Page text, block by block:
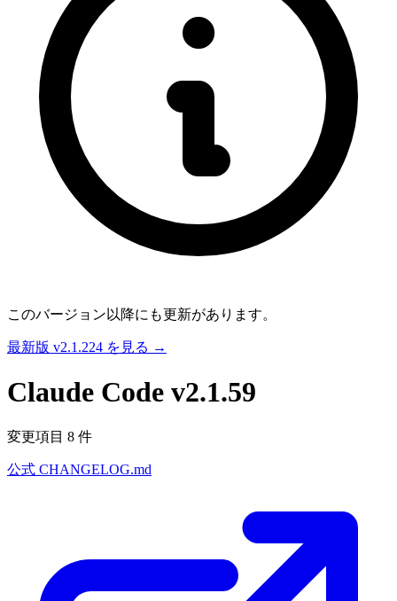
このバージョン以降にも更新があります。
最新版 v2.1.224 を見る →
Claude Code v2.1.59
変更項目 8 件
公式 CHANGELOG.md